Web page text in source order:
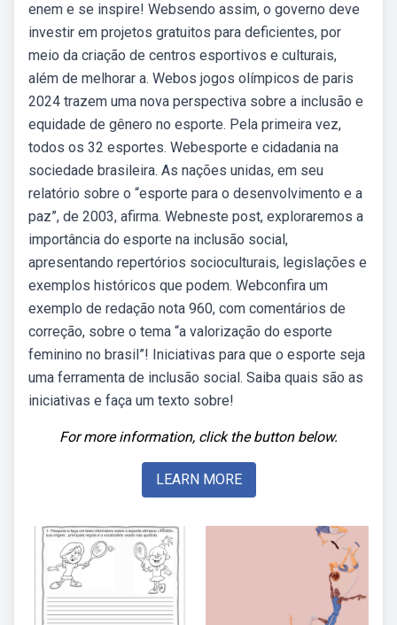
enem e se inspire! Websendo assim, o governo deve
investir em projetos gratuitos para deficientes, por
meio da criação de centros esportivos e culturais,
além de melhorar a. Webos jogos olímpicos de paris
2024 trazem uma nova perspectiva sobre a inclusão e
equidade de gênero no esporte. Pela primeira vez,
todos os 32 esportes. Webesporte e cidadania na
sociedade brasileira. As nações unidas, em seu
relatório sobre o “esporte para o desenvolvimento e a
paz”, de 2003, afirma. Webneste post, exploraremos a
importância do esporte na inclusão social,
apresentando repertórios socioculturais, legislações e
exemplos históricos que podem. Webconfira um
exemplo de redação nota 960, com comentários de
correção, sobre o tema “a valorização do esporte
feminino no brasil”! Iniciativas para que o esporte seja
uma ferramenta de inclusão social. Saiba quais são as
iniciativas e faça um texto sobre!
For more information, click the button below.
LEARN MORE